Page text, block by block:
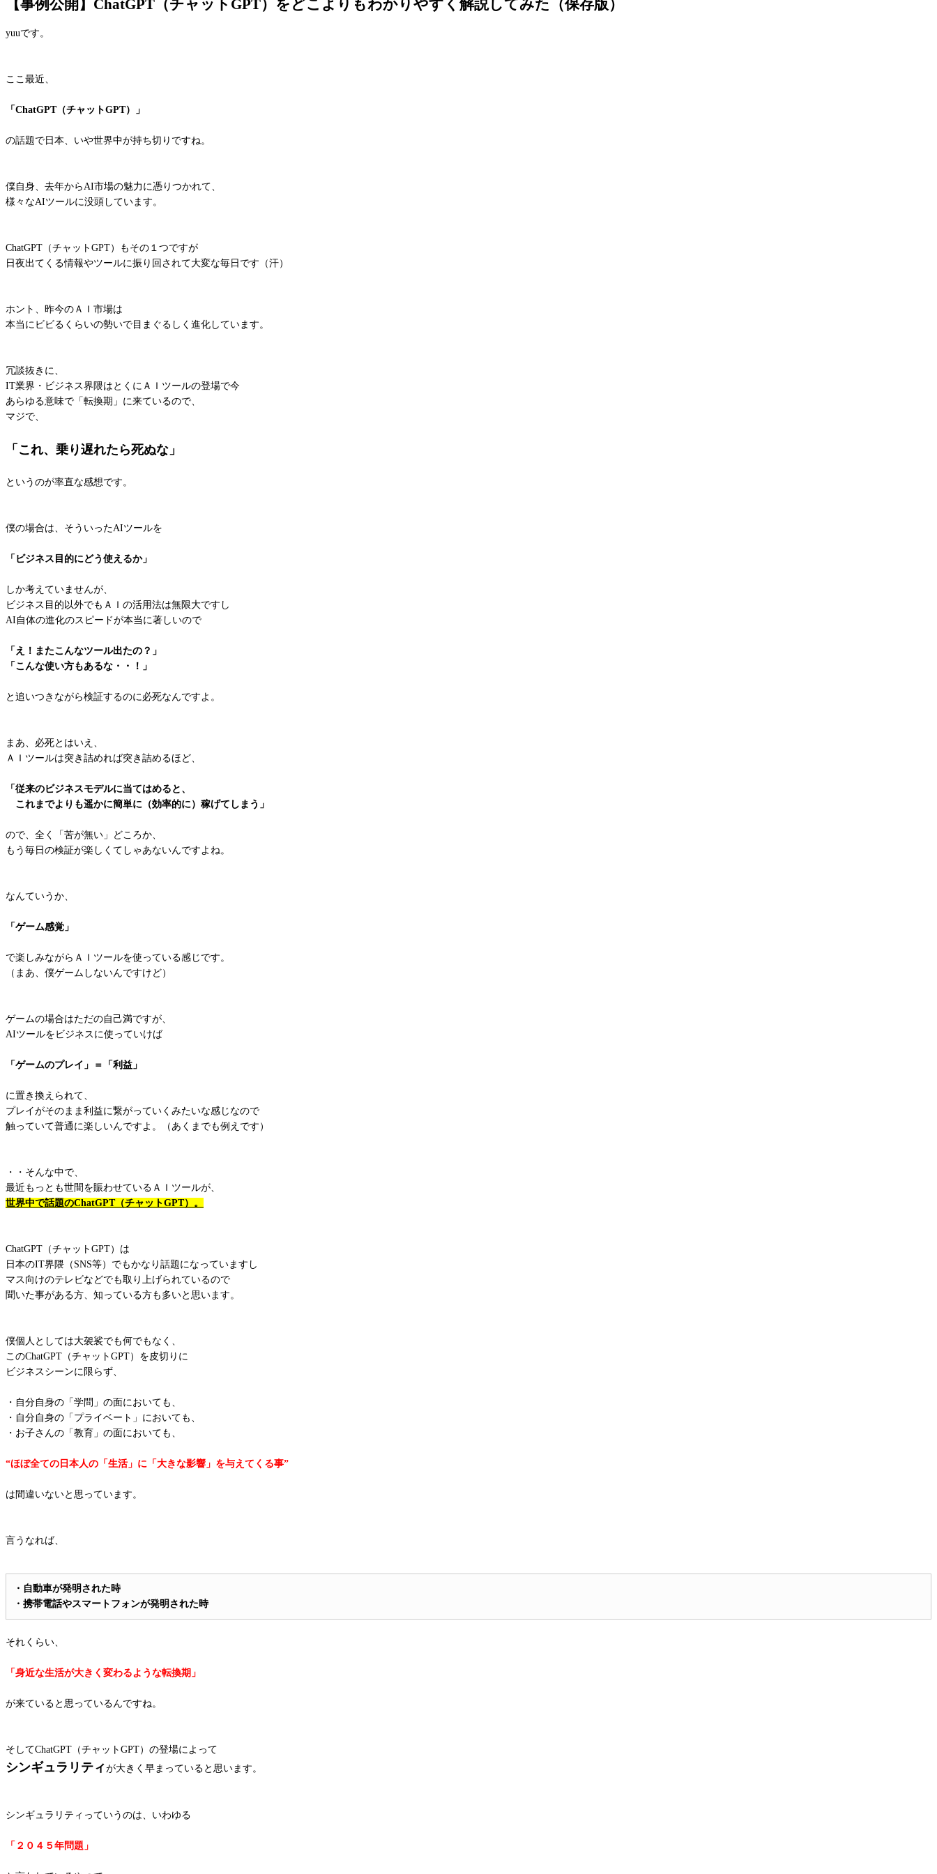
【事例公開】ChatGPT（チャットGPT）をどこよりもわかりやすく解説してみた（保存版）
yuuです。
ここ最近、
「ChatGPT（チャットGPT）」
の話題で日本、いや世界中が持ち切りですね。
僕自身、去年からAI市場の魅力に憑りつかれて、
様々なAIツールに没頭しています。
ChatGPT（チャットGPT）もその１つですが
日夜出てくる情報やツールに振り回されて大変な毎日です（汗）
ホント、昨今のＡＩ市場は
本当にビビるくらいの勢いで目まぐるしく進化しています。
冗談抜きに、
IT業界・ビジネス界隈はとくにＡＩツールの登場で今
あらゆる意味で「転換期」に来ているので、
マジで、
「これ、乗り遅れたら死ぬな」
というのが率直な感想です。
僕の場合は、そういったAIツールを
「ビジネス目的にどう使えるか」
しか考えていませんが、
ビジネス目的以外でもＡＩの活用法は無限大ですし
AI自体の進化のスピードが本当に著しいので
「え！またこんなツール出たの？」
「こんな使い方もあるな・・！」
と追いつきながら検証するのに必死なんですよ。
まあ、必死とはいえ、
ＡＩツールは突き詰めれば突き詰めるほど、
「従来のビジネスモデルに当てはめると、
これまでよりも遥かに簡単に（効率的に）稼げてしまう」
ので、全く「苦が無い」どころか、
もう毎日の検証が楽しくてしゃあないんですよね。
なんていうか、
「ゲーム感覚」
で楽しみながらＡＩツールを使っている感じです。
（まあ、僕ゲームしないんですけど）
ゲームの場合はただの自己満ですが、
AIツールをビジネスに使っていけば
「ゲームのプレイ」＝「利益」
に置き換えられて、
プレイがそのまま利益に繋がっていくみたいな感じなので
触っていて普通に楽しいんですよ。（あくまでも例えです）
・・そんな中で、
最近もっとも世間を賑わせているＡＩツールが、
世界中で話題のChatGPT（チャットGPT）。
ChatGPT（チャットGPT）は
日本のIT界隈（SNS等）でもかなり話題になっていますし
マス向けのテレビなどでも取り上げられているので
聞いた事がある方、知っている方も多いと思います。
僕個人としては大袈裟でも何でもなく、
このChatGPT（チャットGPT）を皮切りに
ビジネスシーンに限らず、
・自分自身の「学問」の面においても、
・自分自身の「プライベート」においても、
・お子さんの「教育」の面においても、
“ほぼ全ての日本人の「生活」に「大きな影響」を与えてくる事”
は間違いないと思っています。
言うなれば、
・自動車が発明された時
・携帯電話やスマートフォンが発明された時
それくらい、
「身近な生活が大きく変わるような転換期」
が来ていると思っているんですね。
そしてChatGPT（チャットGPT）の登場によって
シンギュラリティが大きく早まっていると思います。
シンギュラリティっていうのは、いわゆる
「２０４５年問題」